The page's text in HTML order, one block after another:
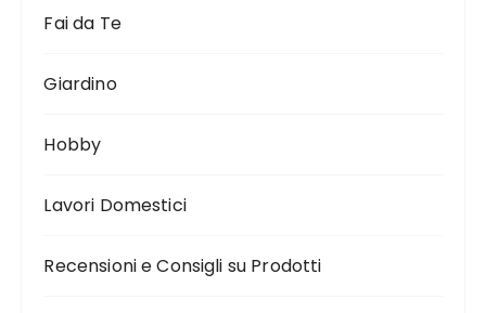
Fai da Te
Giardino
Hobby
Lavori Domestici
Recensioni e Consigli su Prodotti